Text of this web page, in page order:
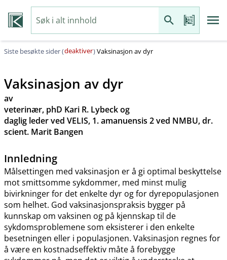
Siste besøkte sider (deaktiver)Vaksinasjon av dyr
Vaksinasjon av dyr
av
veterinær, phD Kari R. Lybeck og
daglig leder ved VELIS, 1. amanuensis 2 ved NMBU, dr.
scient. Marit Bangen
Innledning
Målsettingen med vaksinasjon er å gi optimal beskyttelse
mot smittsomme sykdommer, med minst mulig
bivirkninger for det enkelte dyr og for dyrepopulasjonen
som helhet. God vaksinasjonspraksis bygger på
kunnskap om vaksinen og på kjennskap til de
sykdomsproblemene som eksisterer i den enkelte
besetningen eller i populasjonen. Vaksinasjon regnes for
å være en kostnadseffektiv måte å forebygge